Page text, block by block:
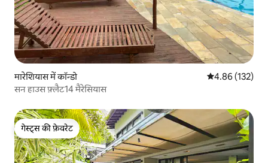
मारेशियास में कॉन्डो औसत रेटिंग 5 में से
4.86 (132)
सन हाउस फ़्लैट14 मैरेसियास
गेस्ट्स की फ़ेवरेट
गेस्ट्स की फ़ेवरेट